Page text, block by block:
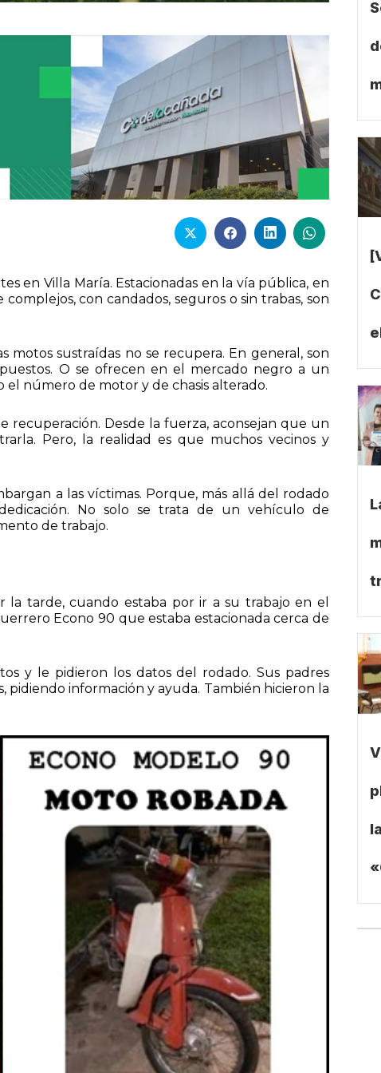
en Villa María. Estacionadas en la vía pública, en
con candados, seguros o sin trabas, son
motos sustraídas no se recupera. En general, son
O se ofrecen en el mercado negro a un
número de motor y de chasis alterado.
recuperación. Desde la fuerza, aconsejan que un
Pero, la realidad es que muchos vecinos y
a las víctimas. Porque, más allá del rodado
No solo se trata de un vehículo de
de trabajo.
la tarde, cuando estaba por ir a su trabajo en el
Econo 90 que estaba estacionada cerca de
y le pidieron los datos del rodado. Sus padres
información y ayuda. También hicieron la